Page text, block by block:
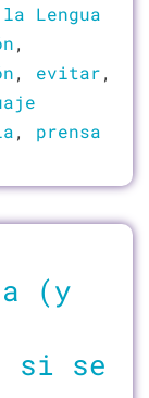
Lengua
,
, evitar,
, prensa
(y
si se